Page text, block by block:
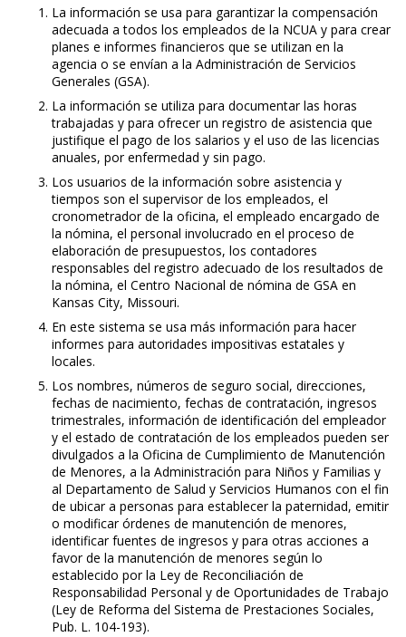
La información se usa para garantizar la compensación
adecuada a todos los empleados de la NCUA y para crear
planes e informes financieros que se utilizan en la
agencia o se envían a la Administración de Servicios
Generales (GSA).
La información se utiliza para documentar las horas
trabajadas y para ofrecer un registro de asistencia que
justifique el pago de los salarios y el uso de las licencias
anuales, por enfermedad y sin pago.
Los usuarios de la información sobre asistencia y
tiempos son el supervisor de los empleados, el
cronometrador de la oficina, el empleado encargado de
la nómina, el personal involucrado en el proceso de
elaboración de presupuestos, los contadores
responsables del registro adecuado de los resultados de
la nómina, el Centro Nacional de nómina de GSA en
Kansas City, Missouri.
En este sistema se usa más información para hacer
informes para autoridades impositivas estatales y
locales.
Los nombres, números de seguro social, direcciones,
fechas de nacimiento, fechas de contratación, ingresos
trimestrales, información de identificación del empleador
y el estado de contratación de los empleados pueden ser
divulgados a la Oficina de Cumplimiento de Manutención
de Menores, a la Administración para Niños y Familias y
al Departamento de Salud y Servicios Humanos con el fin
de ubicar a personas para establecer la paternidad, emitir
o modificar órdenes de manutención de menores,
identificar fuentes de ingresos y para otras acciones a
favor de la manutención de menores según lo
establecido por la Ley de Reconciliación de
Responsabilidad Personal y de Oportunidades de Trabajo
(Ley de Reforma del Sistema de Prestaciones Sociales,
Pub. L. 104-193).